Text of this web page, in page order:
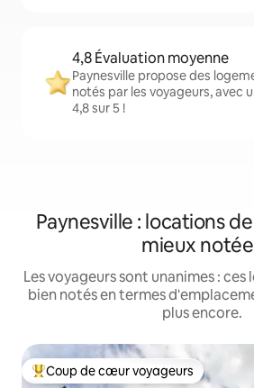
4,8 Évaluation moyenne
Paynesville propose des
notés par les voyageurs, avec
4,8 sur 5 !
Paynesville : locations
mieux
Les voyageurs sont unanimes :
bien notés en termes
plus encore.
Coups de cœur voyageurs les plus
Coup de cœur voyageurs